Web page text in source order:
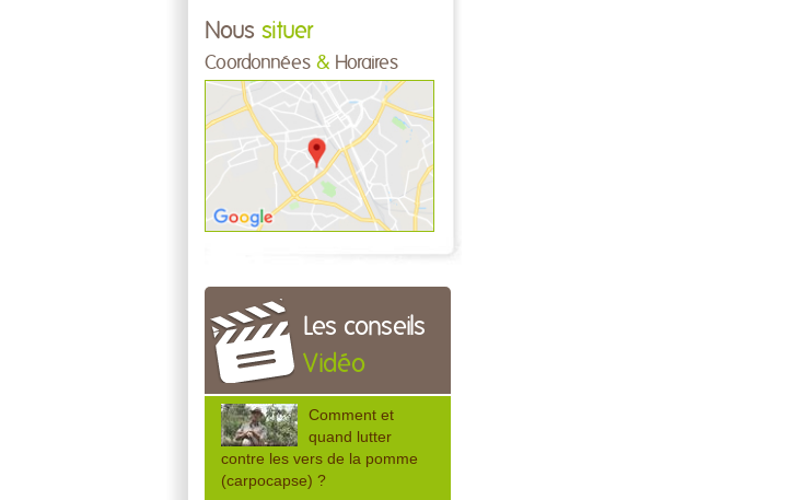
Nous situer
Coordonnées & Horaires
Les conseils
Vidéo
Comment et
quand lutter
contre les vers de la pomme
(carpocapse) ?